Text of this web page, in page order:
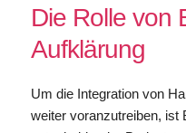
Die Rolle von
Aufklärung
Um die Integration von
weiter voranzutreiben, ist